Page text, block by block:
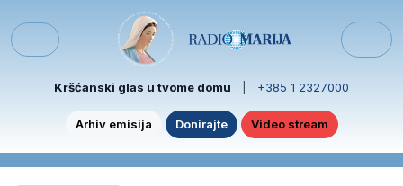
Menu
Kršćanski glas u tvome domu +385 1 2327000
Arhiv emisija Donirajte Video stream